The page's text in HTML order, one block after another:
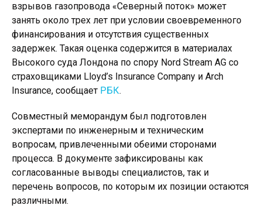
взрывов газопровода «Северный поток» может
занять около трех лет при условии своевременного
финансирования и отсутствия существенных
задержек. Такая оценка содержится в материалах
Высокого суда Лондона по спору Nord Stream AG со
страховщиками Lloyd’s Insurance Company и Arch
Insurance, сообщает РБК.
Совместный меморандум был подготовлен
экспертами по инженерным и техническим
вопросам, привлеченными обеими сторонами
процесса. В документе зафиксированы как
согласованные выводы специалистов, так и
перечень вопросов, по которым их позиции остаются
различными.